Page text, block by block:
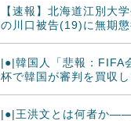
【速報】北海道江別大
の川口被告(19)に無期
|●|韓国人「悲報：FIFA
杯で韓国が審判を買収し
|●|王洪文とは何者か